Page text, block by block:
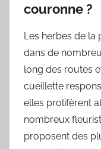
couronne ?
Les herbes de
dans de
long des routes
cueillette
elles prolifèrent
nombreux
proposent des